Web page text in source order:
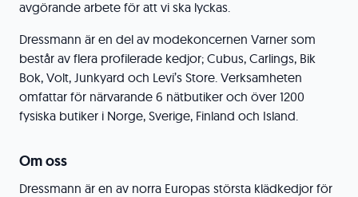
avgörande arbete för att vi ska lyckas.
Dressmann är en del av modekoncernen Varner som
består av flera profilerade kedjor; Cubus, Carlings, Bik
Bok, Volt, Junkyard och Levi’s Store. Verksamheten
omfattar för närvarande 6 nätbutiker och över 1200
fysiska butiker i Norge, Sverige, Finland och Island.
Om oss
Dressmann är en av norra Europas största klädkedjor för